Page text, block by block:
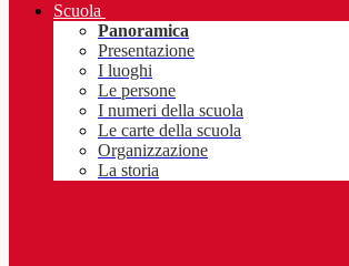
Scuola
Panoramica
Presentazione
I luoghi
Le persone
I numeri della scuola
Le carte della scuola
Organizzazione
La storia